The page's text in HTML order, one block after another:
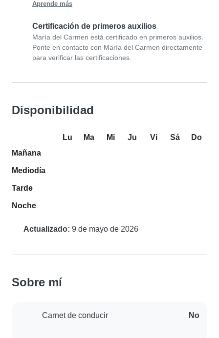
Aprende más
Certificación de primeros auxilios
María del Carmen está certificado en primeros auxilios.
Ponte en contacto con María del Carmen directamente
para verificar las certificaciones.
Disponibilidad
Lu Ma Mi Ju Vi Sá
Do
Mañana
Mediodía
Tarde
Noche
Actualizado: 9 de mayo de 2026
Sobre mí
Carnet de conducir No